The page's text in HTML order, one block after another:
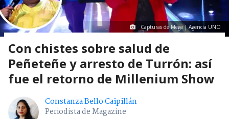
Capturas de Mega | Agencia UNO
Con chistes sobre salud de
Peñeteñe y arresto de Turrón: así
fue el retorno de Millenium Show
Constanza Bello Caipillán
Periodista de Magazine